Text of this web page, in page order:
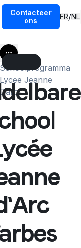
Contacteer
ons
FR/NL
Schoolprogramma
Lycee Jeanne
Darc